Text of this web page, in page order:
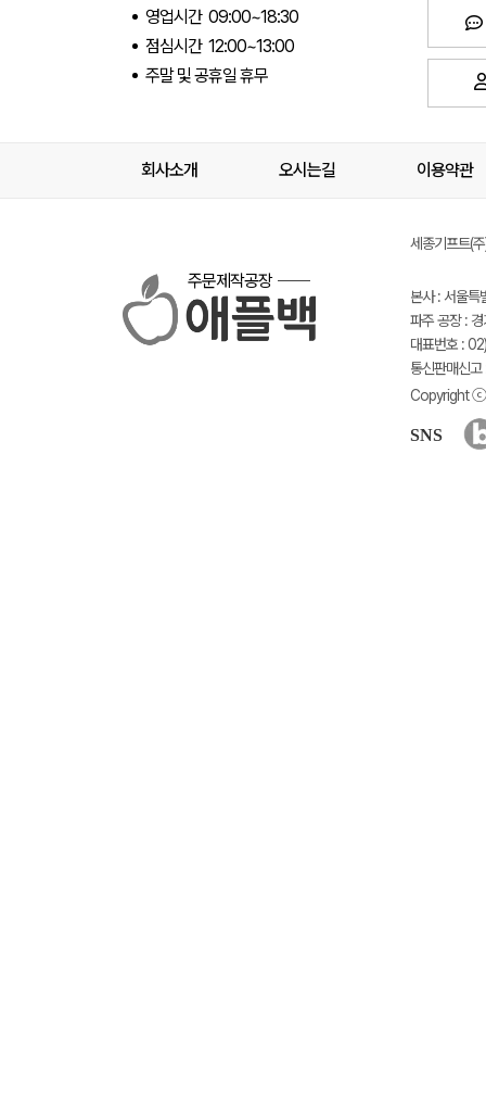
영업시간 09:00~18:30
점심시간 12:00~13:00
주말 및 공휴일 휴무
회사소개 오시는길 이용약관
주문제작공장
세종기프트(
본사 : 서울
파주 공장 :
대표번호 :
통신판매신
Copyright ⓒ
SNS